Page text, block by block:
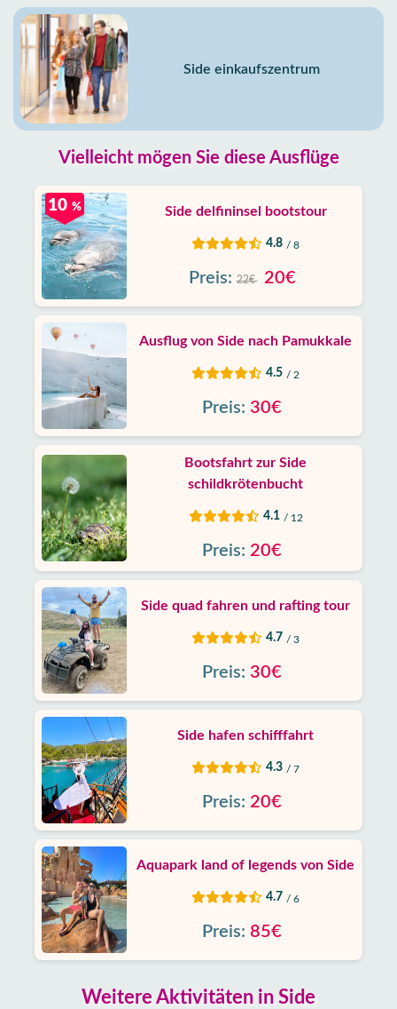
Side einkaufszentrum
Vielleicht mögen Sie diese Ausflüge
10 % Side delfininsel bootstour
4.8 / 8
Preis:22€ 20€
Ausflug von Side nach Pamukkale
4.5 / 2
Preis: 30€
Bootsfahrt zur Side
schildkrötenbucht
4.1 / 12
Preis: 20€
Side quad fahren und rafting tour
4.7 / 3
Preis: 30€
Side hafen schifffahrt
4.3 / 7
Preis: 20€
Aquapark land of legends von Side
4.7 / 6
Preis: 85€
Weitere Aktivitäten in Side